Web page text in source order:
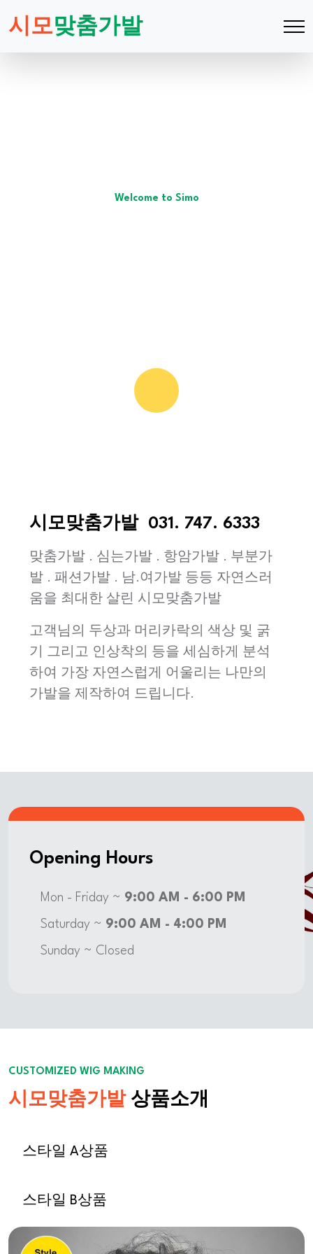
시모맞춤가발
Welcome to Simo
시모맞춤가발031. 747. 6333
맞춤가발 . 심는가발 . 항암가발 . 부분가
발 . 패션가발 . 남.여가발 등등 자연스러
움을 최대한 살린 시모맞춤가발
고객님의 두상과 머리카락의 색상 및 굵
기 그리고 인상착의 등을 세심하게 분석
하여 가장 자연스럽게 어울리는 나만의
가발을 제작하여 드립니다.
Opening Hours
Mon - Friday ~ 9:00 AM - 6:00 PM
Saturday ~ 9:00 AM - 4:00 PM
Sunday ~ Closed
CUSTOMIZED WIG MAKING
시모맞춤가발상품소개
스타일 A상품
스타일 B상품